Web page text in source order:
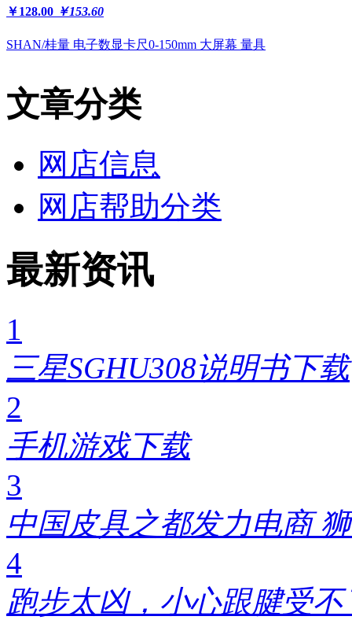
￥128.00 ￥153.60
SHAN/桂量 电子数显卡尺0-150mm 大屏幕 量具
文章分类
网店信息
网店帮助分类
最新资讯
1
三星SGHU308说明书下载
2
手机游戏下载
3
中国皮具之都发力电商
4
跑步太凶，小心跟腱受